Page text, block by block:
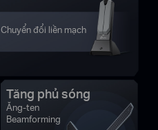
Chuyển đổi liền mạch
Tăng phủ sóng
Ăng-ten
Beamforming